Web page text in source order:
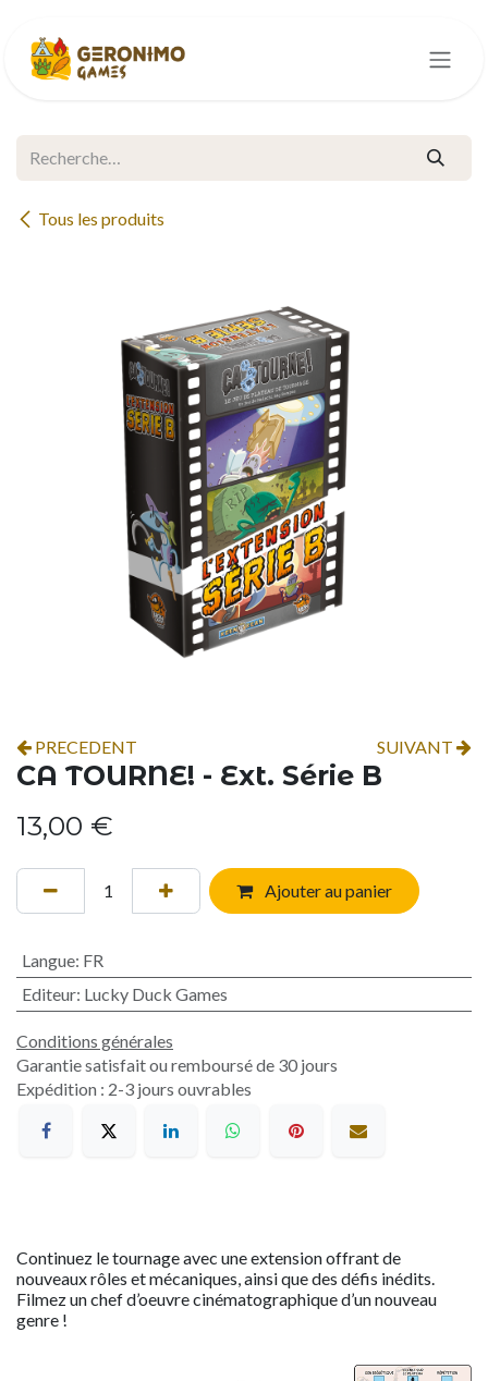
Tous les produits
PRECEDENT SUIVANT
CA TOURNE! - Ext. Série B
13,00 €
Ajouter au panier
Langue: FR
Editeur: Lucky Duck Games
Conditions générales
Garantie satisfait ou remboursé de 30 jours
Expédition : 2-3 jours ouvrables
Continuez le tournage avec une extension offrant de
nouveaux rôles et mécaniques, ainsi que des défis inédits.
Filmez un chef d’oeuvre cinématographique d’un nouveau
genre !